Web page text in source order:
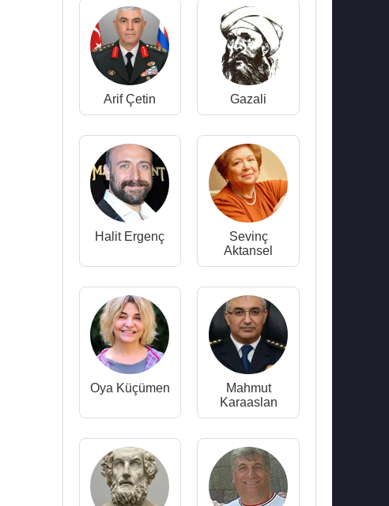
Arif Çetin Gazali
Halit Ergenç
Sevinç
Aktansel
Oya Küçümen
Mahmut
Karaaslan